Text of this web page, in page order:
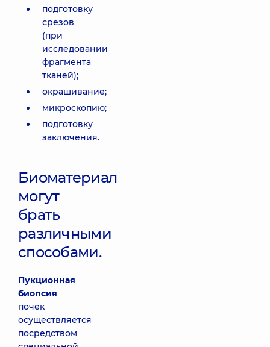
подготовку
срезов
(при
исследовании
фрагмента
тканей);
окрашивание;
микроскопию;
подготовку
заключения.
Биоматериал
могут
брать
различными
способами.
Пукционная
биопсия
почек
осуществляется
посредством